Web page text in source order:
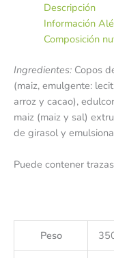
Descripción
Información
Composición
Ingredientes: Copos
(maiz, emulgente:
arroz y cacao),
maiz (maiz y sal)
de girasol y
Puede contener
Peso